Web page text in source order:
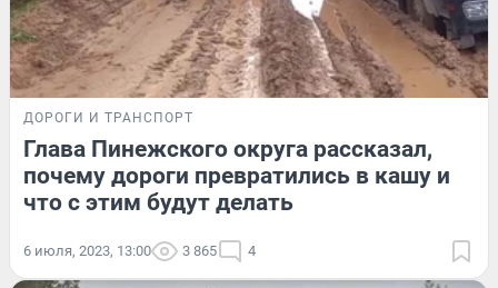
ДОРОГИ И ТРАНСПОРТ
Глава Пинежского округа рассказал,
почему дороги превратились в кашу и
что с этим будут делать
6 июля, 2023, 13:00 3 865 4